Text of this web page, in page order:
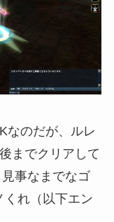
なのだが、ルレ
までクリアして
事なまでなゴ
れ（以下エン